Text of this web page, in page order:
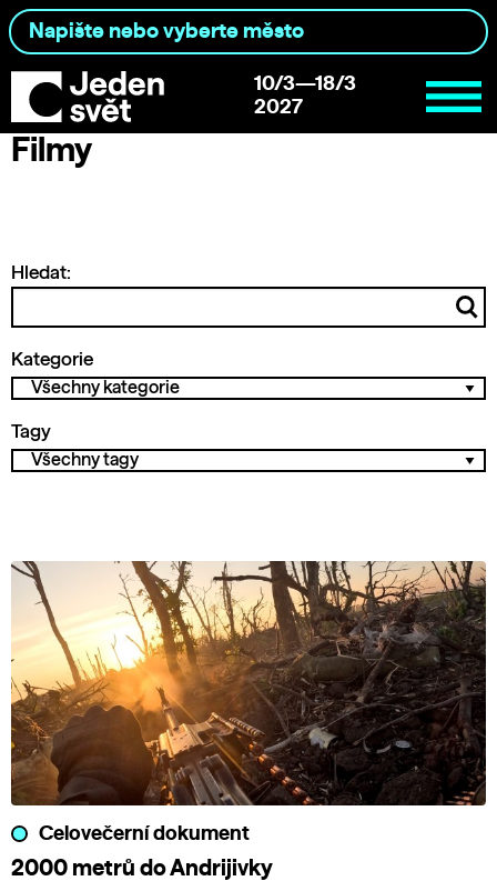
10/3—18/3
2027
Filmy
Hledat:
Kategorie
Tagy
Celovečerní dokument
2000 metrů do Andrijivky